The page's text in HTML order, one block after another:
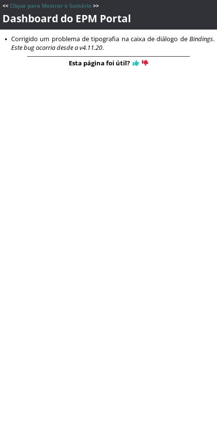
<< Clique para Mostrar o Sumário >>
Dashboard do EPM Portal
• Corrigido um problema de tipografia na caixa de diálogo de Bindings.
Este bug ocorria desde a v4.11.20.
Esta página foi útil?